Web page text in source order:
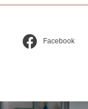
Facebook